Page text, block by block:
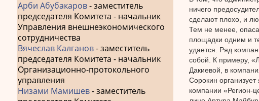
ничего
сделают плохо, и
Тем не менее,
площадки одним и
удается. Ряд
собой. К примеру,
Дакиевой, в
Сорокин
компании «Регион-
Арби Абубакаров- заместитель
председателя Комитета - начальник
Управления внешнеэкономического
сотрудничества
Вячеслав Калганов- заместитель
председателя Комитета - начальник
Организационно-протокольного
управления
Низами Мамишев- заместитель